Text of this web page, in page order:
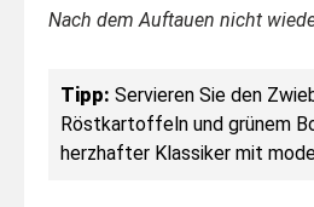
Nach dem Auftauen nicht
Tipp: Servieren Sie den
Röstkartoffeln und grünem
herzhafter Klassiker mit